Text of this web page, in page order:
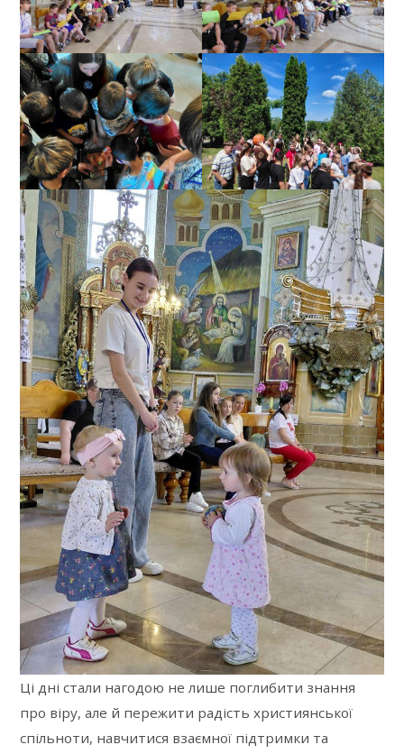
Ці дні стали нагодою не лише поглибити знання
про віру, але й пережити радість християнської
спільноти, навчитися взаємної підтримки та